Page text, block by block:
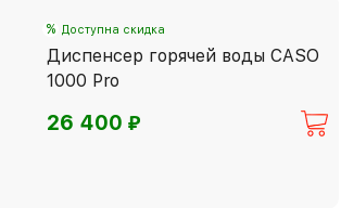
% Доступна скидка
Диспенсер горячей воды CASO
1000 Pro
26 400⃏